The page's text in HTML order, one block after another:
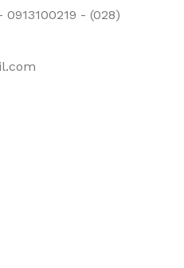
0913100219 - (028)